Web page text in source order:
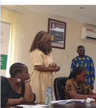
e
r
u
n
c
o
u